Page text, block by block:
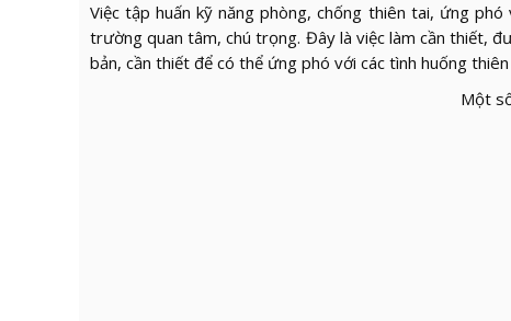
Việc tập huấn kỹ năng phòng, chống thiên tai, ứng
trường quan tâm, chú trọng. Đây là việc làm cần thiết,
bản, cần thiết để có thể ứng phó với các tình huống
Một